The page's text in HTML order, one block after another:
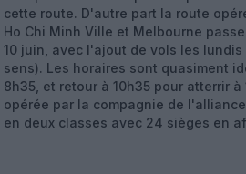
cette route. D'autre part la route
Ho Chi Minh Ville et Melbourne
10 juin, avec l'ajout de vols les
sens). Les horaires sont quasiment
8h35, et retour à 10h35 pour atterrir
opérée par la compagnie de l'alliance
en deux classes avec 24 sièges en